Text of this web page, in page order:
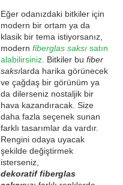
Eğer odanızdaki bitkiler için
modern bir ortam ya da
klasik bir tema istiyorsanız,
modern fiberglas saksı satın
alabilirsiniz. Bitkiler bu fiber
saksılarda harika görünecek
ve çağdaş bir görünüm ya
da dilerseniz nostaljik bir
hava kazandıracak. Size
daha fazla seçenek sunan
farklı tasarımlar da vardır.
Rengini odaya uyacak
şekilde değiştirmek
isterseniz,
dekoratif fiberglas